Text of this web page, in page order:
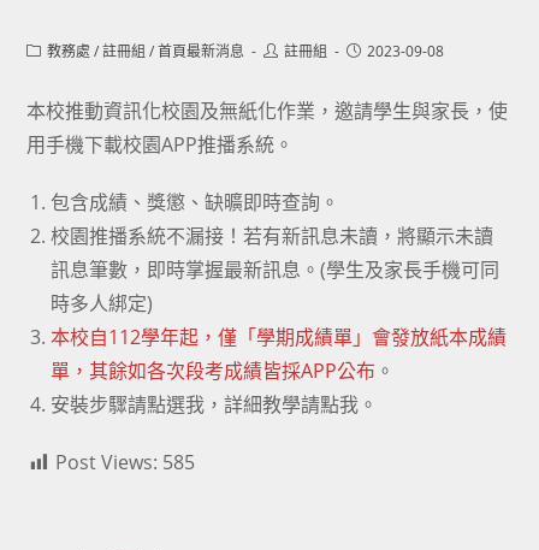
Post教務處 / 註冊組 / 首頁最新消息
Post註冊組
Post2023-09-08
本校推動資訊化校園及無紙化作業，邀請學生與家長，使
用手機下載校園APP推播系統。
包含成績、獎懲、缺曠即時查詢。
校園推播系統不漏接！若有新訊息未讀，將顯示未讀
訊息筆數，即時掌握最新訊息。(學生及家長手機可同
時多人綁定)
本校自112學年起，僅「學期成績單」會發放紙本成績
單，其餘如各次段考成績皆採APP公布 。
安裝步驟請點選我 ，詳細教學請點我 。
Post Views: 585